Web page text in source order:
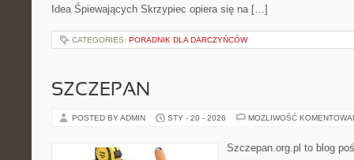
Idea Śpiewających Skrzypiec opiera się na […]
CATEGORIES: PORADNIK DLA DARCZYŃCÓW
SZCZEPAN
POSTED BY ADMIN STY - 20 - 2026 MOŻLIWOŚĆ
Szczepan.org.pl to blog